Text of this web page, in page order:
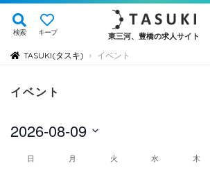
検索 キープ 東三河、豊橋の求人サイト
TASUKI(タスキ) › イベント
イベント
2026-08-09
イ日 月 火 水 木